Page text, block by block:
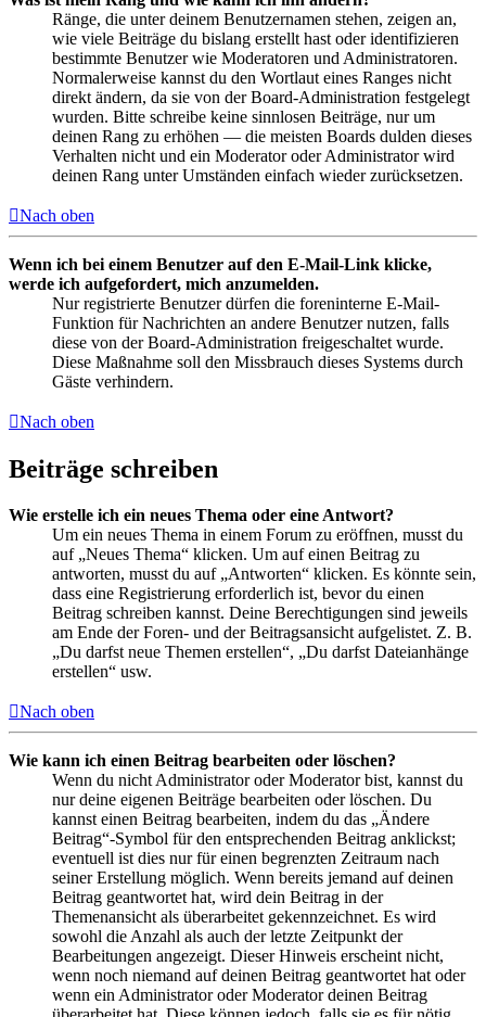
Ränge, die unter deinem Benutzernamen stehen, zeigen an,
wie viele Beiträge du bislang erstellt hast oder identifizieren
bestimmte Benutzer wie Moderatoren und Administratoren.
Normalerweise kannst du den Wortlaut eines Ranges nicht
direkt ändern, da sie von der Board-Administration festgelegt
wurden. Bitte schreibe keine sinnlosen Beiträge, nur um
deinen Rang zu erhöhen — die meisten Boards dulden dieses
Verhalten nicht und ein Moderator oder Administrator wird
deinen Rang unter Umständen einfach wieder zurücksetzen.
Nach oben
Wenn ich bei einem Benutzer auf den E-Mail-Link klicke,
werde ich aufgefordert, mich anzumelden.
Nur registrierte Benutzer dürfen die foreninterne E-Mail-
Funktion für Nachrichten an andere Benutzer nutzen, falls
diese von der Board-Administration freigeschaltet wurde.
Diese Maßnahme soll den Missbrauch dieses Systems durch
Gäste verhindern.
Nach oben
Beiträge schreiben
Wie erstelle ich ein neues Thema oder eine Antwort?
Um ein neues Thema in einem Forum zu eröffnen, musst du
auf „Neues Thema“ klicken. Um auf einen Beitrag zu
antworten, musst du auf „Antworten“ klicken. Es könnte sein,
dass eine Registrierung erforderlich ist, bevor du einen
Beitrag schreiben kannst. Deine Berechtigungen sind jeweils
am Ende der Foren- und der Beitragsansicht aufgelistet. Z. B.
„Du darfst neue Themen erstellen“, „Du darfst Dateianhänge
erstellen“ usw.
Nach oben
Wie kann ich einen Beitrag bearbeiten oder löschen?
Wenn du nicht Administrator oder Moderator bist, kannst du
nur deine eigenen Beiträge bearbeiten oder löschen. Du
kannst einen Beitrag bearbeiten, indem du das „Ändere
Beitrag“-Symbol für den entsprechenden Beitrag anklickst;
eventuell ist dies nur für einen begrenzten Zeitraum nach
seiner Erstellung möglich. Wenn bereits jemand auf deinen
Beitrag geantwortet hat, wird dein Beitrag in der
Themenansicht als überarbeitet gekennzeichnet. Es wird
sowohl die Anzahl als auch der letzte Zeitpunkt der
Bearbeitungen angezeigt. Dieser Hinweis erscheint nicht,
wenn noch niemand auf deinen Beitrag geantwortet hat oder
wenn ein Administrator oder Moderator deinen Beitrag